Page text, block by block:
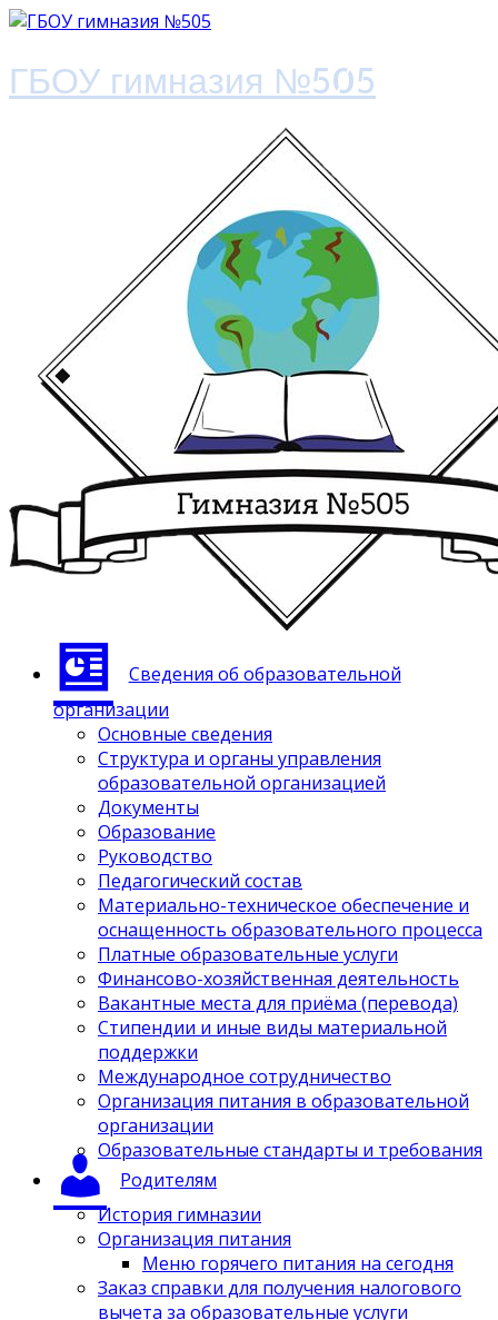
ГБОУ гимназия №505
Сведения об образовательной
организации
Основные сведения
Структура и органы управления
образовательной организацией
Документы
Образование
Руководство
Педагогический состав
Материально-техническое обеспечение и
оснащенность образовательного процесса
Платные образовательные услуги
Финансово-хозяйственная деятельность
Вакантные места для приёма (перевода)
Стипендии и иные виды материальной
поддержки
Международное сотрудничество
Организация питания в образовательной
организации
Образовательные стандарты и требования
Родителям
История гимназии
Организация питания
Меню горячего питания на сегодня
Заказ справки для получения налогового
вычета за образовательные услуги